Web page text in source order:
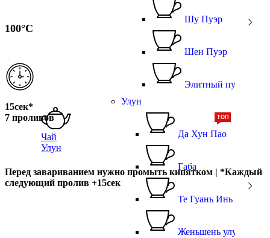
100°С
15сек*
7 проливов
Перед завариванием нужно промыть кипятком | *Каждый
следующий пролив +15сек
Шу Пуэр
Шен Пуэр
Элитный пуэр
Чай
Улун
Улун
Да Хун Пао
ТОП
Габа
Те Гуань Инь
Женьшень улун